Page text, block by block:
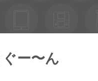
ぐー〜ん